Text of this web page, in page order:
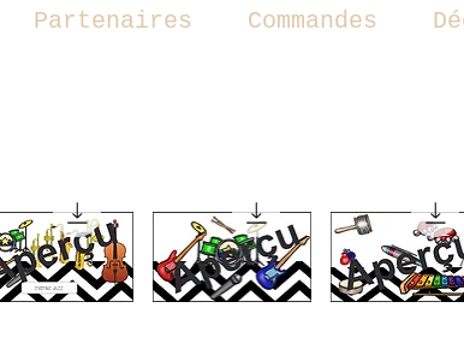
Partenaires Commandes